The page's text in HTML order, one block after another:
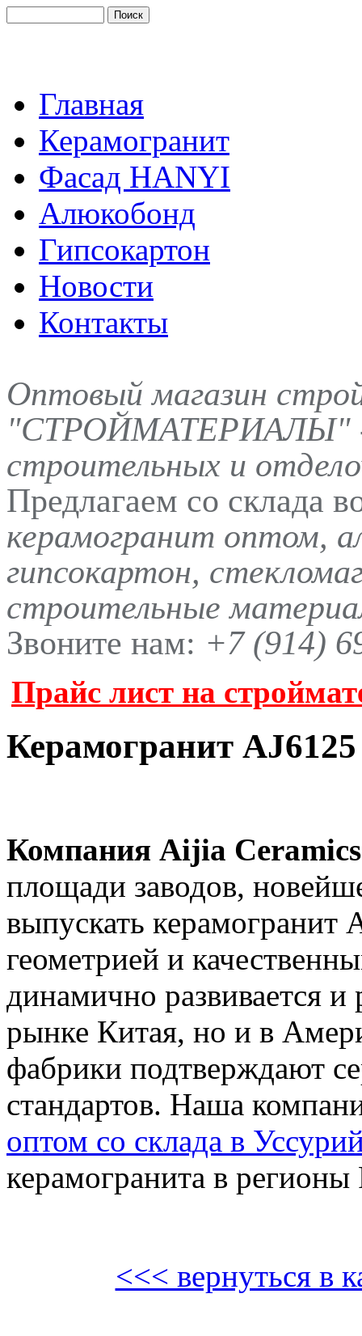
Главная
Керамогранит
Фасад HANYI
Алюкобонд
Гипсокартон
Новости
Контакты
Оптовый магазин
"СТРОЙМАТЕРИАЛЫ" -
строительных и
Предлагаем со склада
керамогранит оптом,
гипсокартон,
строительные
Звоните нам: +7 (914)
Прайс лист на
Керамогранит AJ6125
Компания Aijia Ceramics
площади заводов,
выпускать керамогранит
геометрией и
динамично развивается и
рынке Китая, но и в
фабрики подтверждают
стандартов. Наша
оптом со склада в
керамогранита в
<<< вернуться в